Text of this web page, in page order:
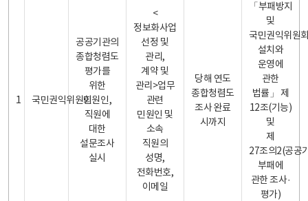
1 국민권익위원회
공공기관의
종합청렴도
평가를
위한
민원인,
직원에
대한
설문조사
실시
<
정보화사업
선정 및
관리,
계약 및
관리>업무
관련
민원인 및
소속
직원의
성명,
전화번호,
이메일
당해 연도
종합청렴도
조사 완료
시까지
「부패방지
및
국민권익위원
설치와
운영에
관한
법률」 제
12조(기능)
및
제
27조의2(공공
부패에
관한 조사·
평가)